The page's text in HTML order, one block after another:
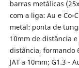
barras metálicas
com a liga: Au e Co-
metal: ponta de
10mm de distância
distância, formando
JATa 10mm; G1.3 -